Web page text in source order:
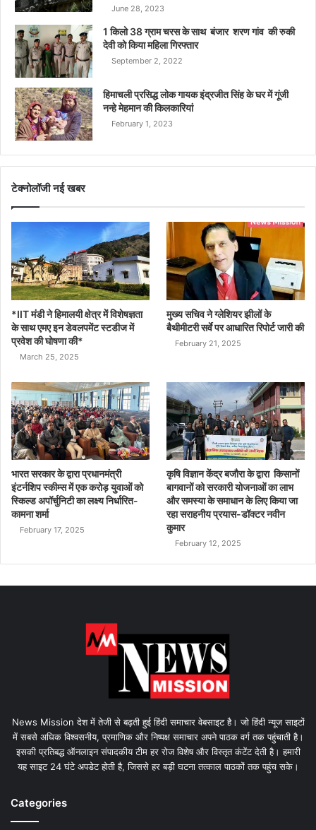
June 28, 2023
1 किलो 38 ग्राम चरस के साथ बंजार शरण गांव की रुकी
देवी को किया महिला गिरफ्तार
September 2, 2022
हिमाचली प्रसिद्ध लोक गायक इंद्रजीत सिंह के घर में गूंजी
नन्हे मेहमान की किलकारियां
February 1, 2023
टेक्नोलॉजी नई खबर
*IIT मंडी ने हिमालयी क्षेत्र में विशेषज्ञता
के साथ एमए इन डेवलपमेंट स्टडीज में
प्रवेश की घोषणा की*
March 25, 2025
मुख्य सचिव ने ग्लेशियर झीलों के
बैथीमीटरी सर्वे पर आधारित रिपोर्ट जारी की
February 21, 2025
भारत सरकार के द्वारा प्रधानमंत्री
इंटर्नशिप स्कीम्स में एक करोड़ युवाओं को
स्किल्ड अपॉर्चुनिटी का लक्ष्य निर्धारित-
कामना शर्मा
February 17, 2025
कृषि विज्ञान केंद्र बजौरा के द्वारा किसानों
बागवानों को सरकारी योजनाओं का लाभ
और समस्या के समाधान के लिए किया जा
रहा सराहनीय प्रयास-डॉक्टर नवीन
कुमार
February 12, 2025
News Mission देश में तेजी से बढ़ती हुई हिंदी समाचार वेबसाइट है। जो हिंदी न्यूज साइटों
में सबसे अधिक विश्वसनीय, प्रमाणिक और निष्पक्ष समाचार अपने पाठक वर्ग तक पहुंचाती है।
इसकी प्रतिबद्ध ऑनलाइन संपादकीय टीम हर रोज विशेष और विस्तृत कंटेंट देती है। हमारी
यह साइट 24 घंटे अपडेट होती है, जिससे हर बड़ी घटना तत्काल पाठकों तक पहुंच सके।
Categories